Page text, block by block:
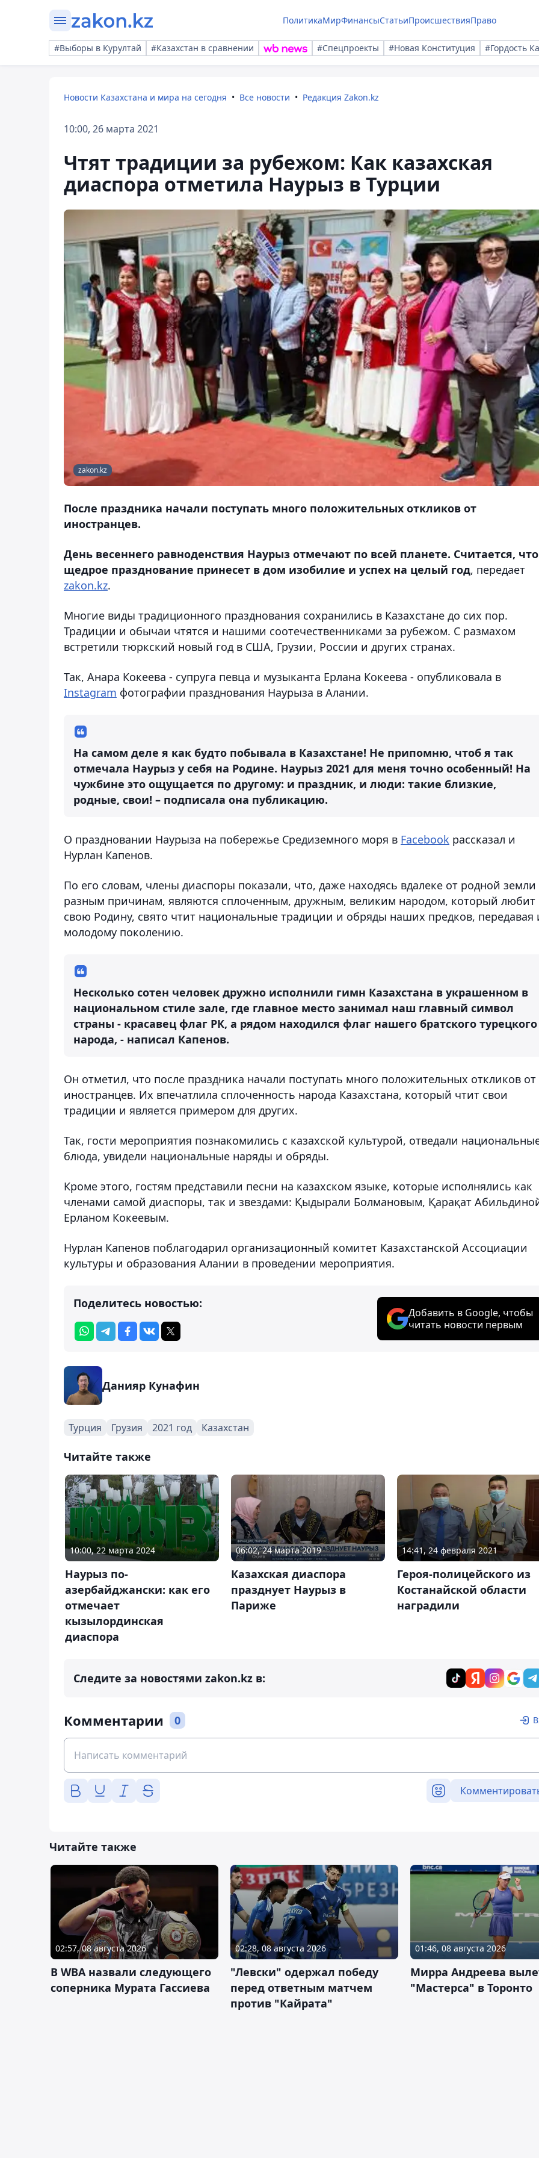
ПолитикаМирФинансыСтатьиПроисшествияПраво
#Выборы в Курултай #Казахстан в сравнении #Спецпроекты #Новая Конституция #Гордость
Новости Казахстана и мира на сегодня Все новости Редакция Zakon.kz
10:00, 26 марта 2021
Чтят традиции за рубежом: Как казахская
диаспора отметила Наурыз в Турции
zakon.kz
После праздника начали поступать много положительных откликов от
иностранцев.
День весеннего равноденствия Наурыз отмечают по всей планете. Считается, что
щедрое празднование принесет в дом изобилие и успех на целый год, передает
zakon.kz.
Многие виды традиционного празднования сохранились в Казахстане до сих пор.
Традиции и обычаи чтятся и нашими соотечественниками за рубежом. С размахом
встретили тюркский новый год в США, Грузии, России и других странах.
Так, Анара Кокеева - супруга певца и музыканта Ерлана Кокеева - опубликовала в
Instagram фотографии празднования Наурыза в Алании.
На самом деле я как будто побывала в Казахстане! Не припомню, чтоб я так
отмечала Наурыз у себя на Родине. Наурыз 2021 для меня точно особенный! На
чужбине это ощущается по другому: и праздник, и люди: такие близкие,
родные, свои! – подписала она публикацию.
О праздновании Наурыза на побережье Средиземного моря в Facebook рассказал и
Нурлан Капенов.
По его словам, члены диаспоры показали, что, даже находясь вдалеке от родной земли
разным причинам, являются сплоченным, дружным, великим народом, который любит
свою Родину, свято чтит национальные традиции и обряды наших предков, передавая
молодому поколению.
Несколько сотен человек дружно исполнили гимн Казахстана в украшенном в
национальном стиле зале, где главное место занимал наш главный символ
страны - красавец флаг РК, а рядом находился флаг нашего братского турецкого
народа, - написал Капенов.
Он отметил, что после праздника начали поступать много положительных откликов от
иностранцев. Их впечатлила сплоченность народа Казахстана, который чтит свои
традиции и является примером для других.
Так, гости мероприятия познакомились с казахской культурой, отведали
блюда, увидели национальные наряды и обряды.
Кроме этого, гостям представили песни на казахском языке, которые исполнялись как
членами самой диаспоры, так и звездами: Қыдырали Болмановым, Қарақат
Ерланом Кокеевым.
Нурлан Капенов поблагодарил организационный комитет Казахстанской Ассоциации
культуры и образования Алании в проведении мероприятия.
Поделитесь новостью:
Добавить в Google, чтобы
читать новости первым
Данияр Кунафин
Турция Грузия 2021 год Казахстан
Читайте также
10:00, 22 марта 2024
Наурыз по-
азербайджански: как его
отмечает
кызылординская
диаспора
06:02, 24 марта 2019
Казахская диаспора
празднует Наурыз в
Париже
14:41, 24 февраля 2021
Героя-полицейского из
Костанайской области
наградили
Следите за новостями zakon.kz в:
Комментарии 0
Читайте также
02:57, 08 августа 2026
В WBA назвали следующего
соперника Мурата Гассиева
02:28, 08 августа 2026
"Левски" одержал победу
перед ответным матчем
против "Кайрата"
01:46, 08 августа 2026
Мирра Андреева
"Мастерса" в Торонто